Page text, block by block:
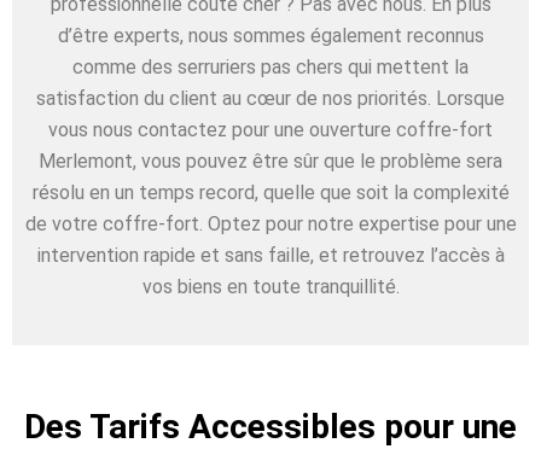
d’être experts, nous sommes également reconnus
comme des serruriers pas chers qui mettent la
satisfaction du client au cœur de nos priorités. Lorsque
vous nous contactez pour une ouverture coffre-fort
Merlemont, vous pouvez être sûr que le problème sera
résolu en un temps record, quelle que soit la complexité
de votre coffre-fort. Optez pour notre expertise pour une
intervention rapide et sans faille, et retrouvez l’accès à
vos biens en toute tranquillité.
Des Tarifs Accessibles pour une